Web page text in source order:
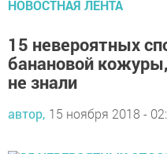
НОВОСТНАЯ ЛЕНТА
15 невероятных
банановой
не знали
автор, 15 ноября 2018 -